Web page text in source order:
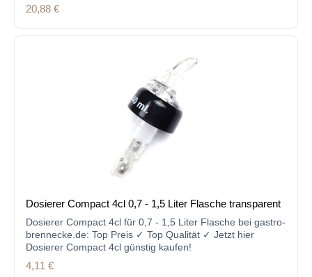
Regulärer Preis:
20,88 €
Dosierer Compact 4cl 0,7 - 1,5 Liter Flasche transparent
Dosierer Compact 4cl für 0,7 - 1,5 Liter Flasche bei gastro-
brennecke.de: Top Preis ✓ Top Qualität ✓ Jetzt hier
Dosierer Compact 4cl günstig kaufen!
Regulärer Preis:
4,11 €